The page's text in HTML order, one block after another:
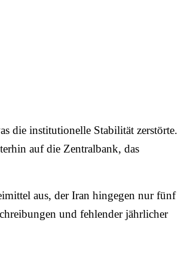
die institutionelle Stabilität zerstörte.
auf die Zentralbank, das
aus, der Iran hingegen nur fünf
und fehlender jährlicher